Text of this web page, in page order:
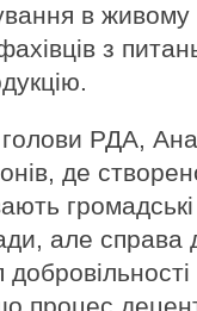
в живому
з
РДА,
де
але справа